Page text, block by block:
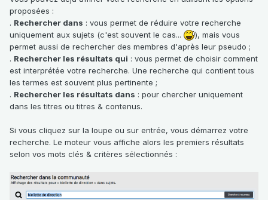
proposées :
. Rechercher dans : vous permet de réduire votre recherche
uniquement aux sujets (c'est souvent le cas...
), mais vous
permet aussi de rechercher des membres d'après leur pseudo ;
. Rechercher les résultats qui : vous permet de choisir comment
est interprétée votre recherche. Une recherche qui contient tous
les termes est souvent plus pertinente ;
. Rechercher les résultats dans : pour chercher uniquement
dans les titres ou titres & contenus.
Si vous cliquez sur la loupe ou sur entrée, vous démarrez votre
recherche. Le moteur vous affiche alors les premiers résultats
selon vos mots clés & critères sélectionnés :